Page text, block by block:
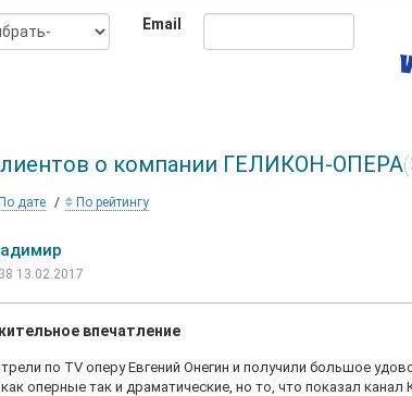
Email
о компании ГЕЛИКОН-ОПЕРА
По дате По рейтингу
13.02.2017
впечатление
по TV оперу Евгений Онегин и получили большое
оперные так и драматические, но то, что показал